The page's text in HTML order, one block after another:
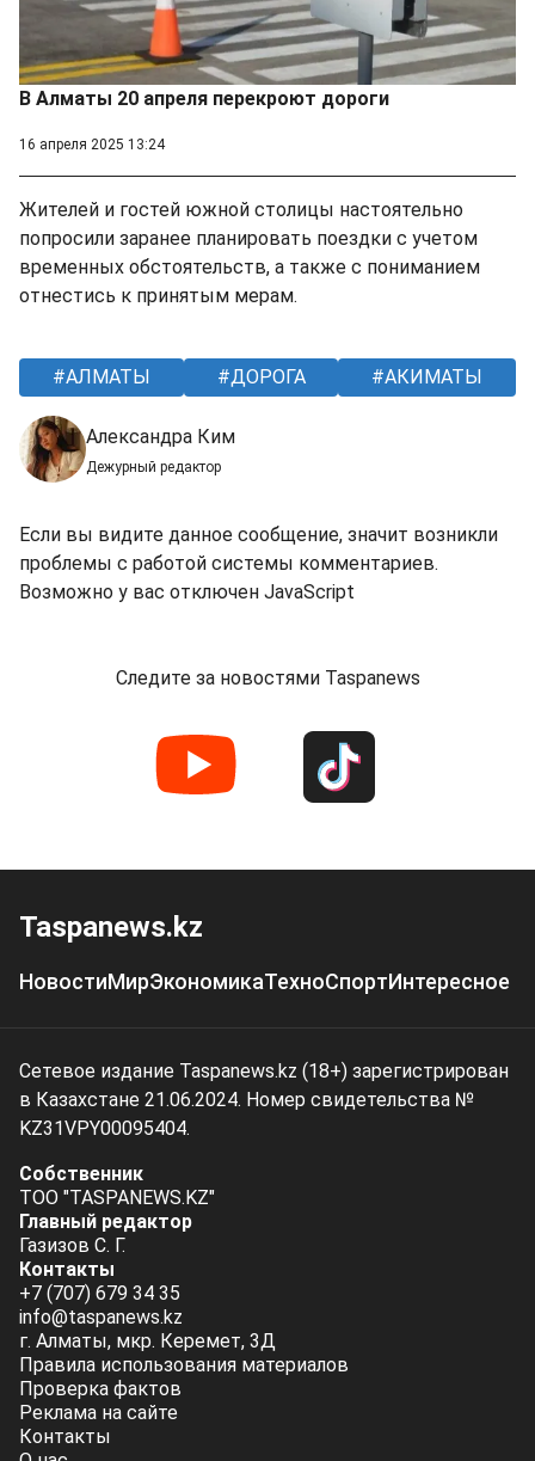
В Алматы 20 апреля перекроют дороги
16 апреля 2025 13:24
Жителей и гостей южной столицы настоятельно
попросили заранее планировать поездки с учетом
временных обстоятельств, а также с пониманием
отнестись к принятым мерам.
АЛМАТЫ ДОРОГА АКИМАТЫ
Александра Ким
Дежурный редактор
Если вы видите данное сообщение, значит возникли
проблемы с работой системы комментариев.
Возможно у вас отключен JavaScript
Следите за новостями Taspanews
Taspanews.kz
НовостиМирЭкономикаТехноСпортИнтересное
Сетевое издание Taspanews.kz (18+) зарегистрирован
в Казахстане 21.06.2024. Номер свидетельства №
KZ31VPY00095404.
Собственник
ТОО "TASPANEWS.KZ"
Главный редактор
Газизов С. Г.
Контакты
+7 (707) 679 34 35
info@taspanews.kz
г. Алматы, мкр. Керемет, 3Д
Правила использования материалов
Проверка фактов
Реклама на сайте
Контакты